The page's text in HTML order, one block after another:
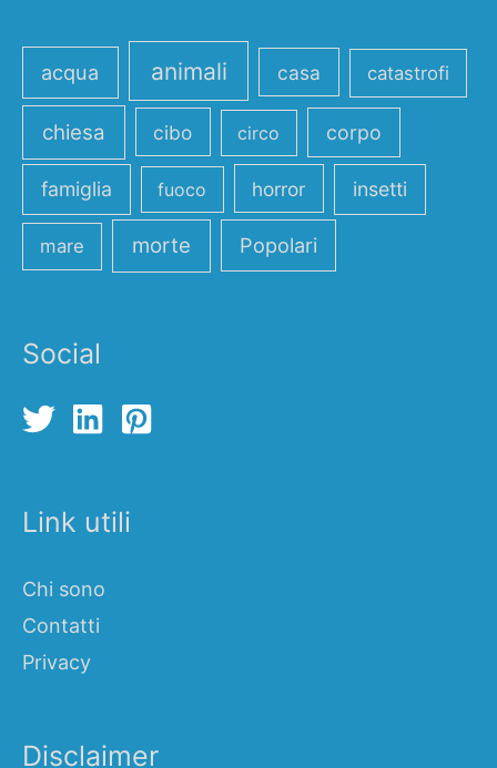
acqua animali casa catastrofi
chiesa cibo circo corpo
famiglia fuoco horror insetti
mare morte Popolari
Social
Link utili
Chi sono
Contatti
Privacy
Disclaimer